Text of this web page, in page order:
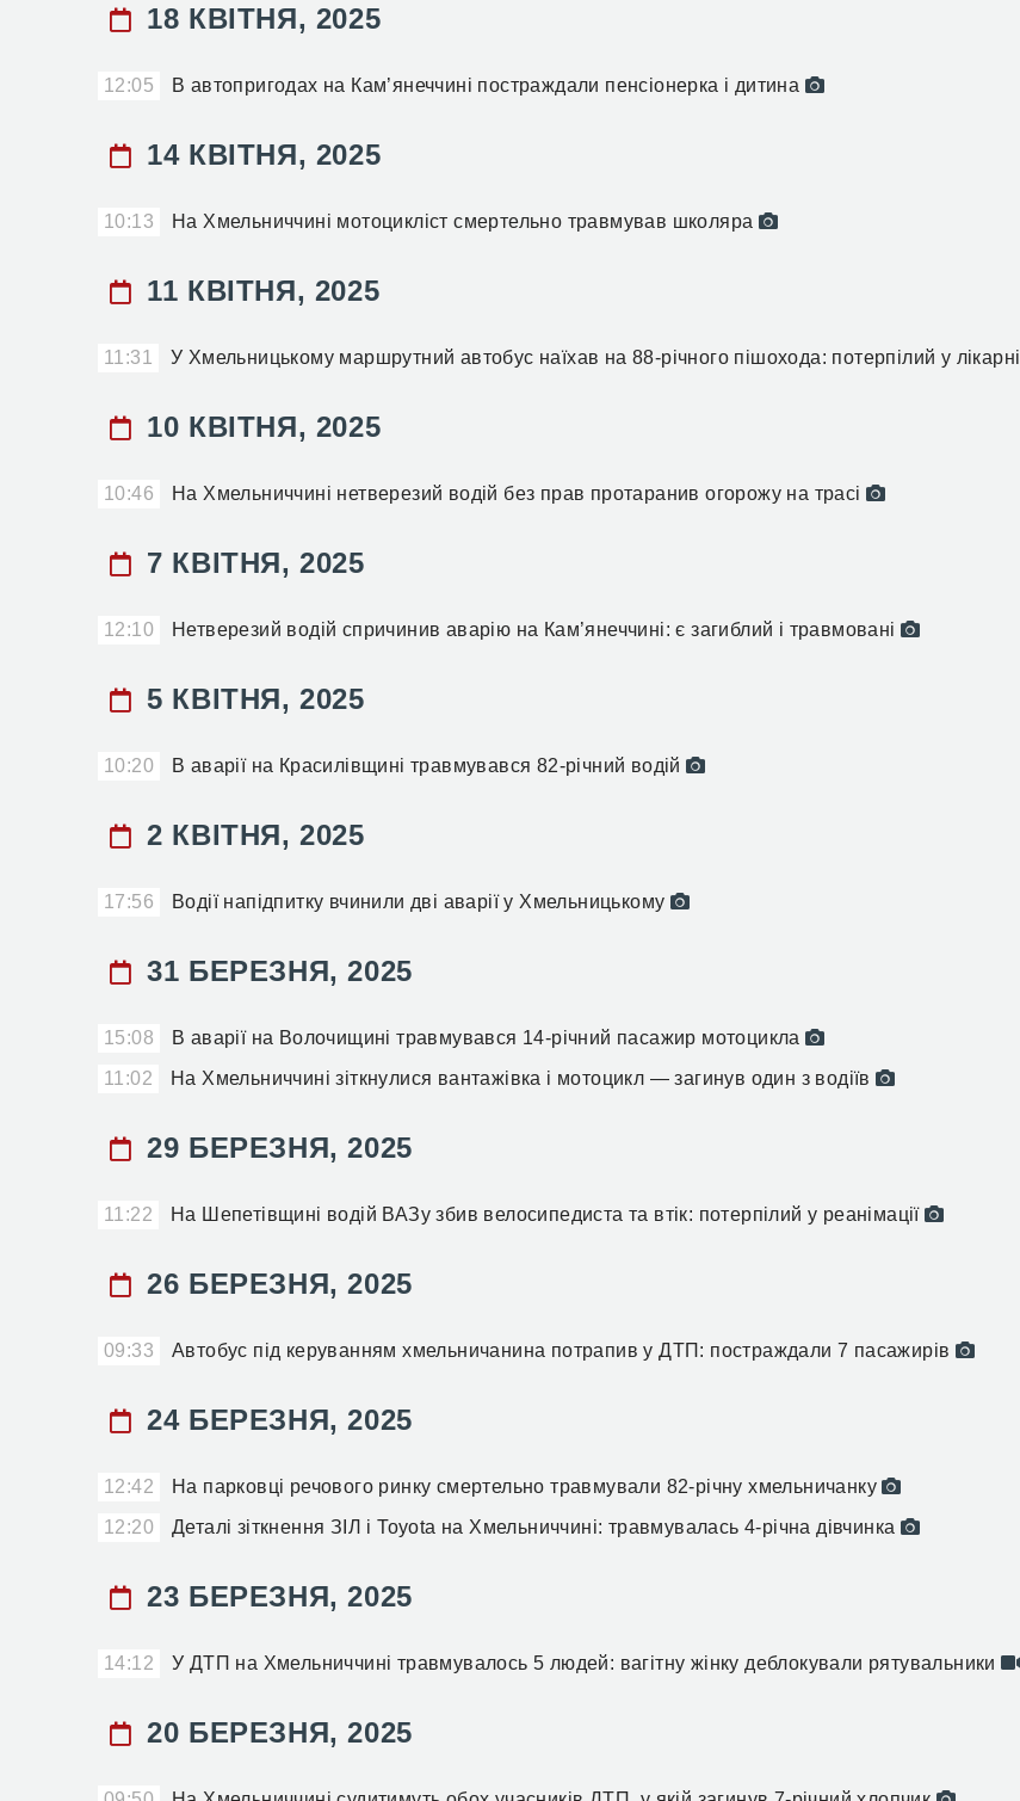
18 КВІТНЯ, 2025
12:05 В автопригодах на Кам’янеччині постраждали пенсіонерка і дитина
14 КВІТНЯ, 2025
10:13 На Хмельниччині мотоцикліст смертельно травмував школяра
11 КВІТНЯ, 2025
11:31 У Хмельницькому маршрутний автобус наїхав на 88-річного пішохода: потерпілий у лікарні
10 КВІТНЯ, 2025
10:46 На Хмельниччині нетверезий водій без прав протаранив огорожу на трасі
7 КВІТНЯ, 2025
12:10 Нетверезий водій спричинив аварію на Кам’янеччині: є загиблий і травмовані
5 КВІТНЯ, 2025
10:20 В аварії на Красилівщині травмувався 82-річний водій
2 КВІТНЯ, 2025
17:56 Водії напідпитку вчинили дві аварії у Хмельницькому
31 БЕРЕЗНЯ, 2025
15:08
В аварії на Волочищині травмувався 14-річний пасажир мотоцикла
11:02
На Хмельниччині зіткнулися вантажівка і мотоцикл — загинув один з водіїв
29 БЕРЕЗНЯ, 2025
11:22 На Шепетівщині водій ВАЗу збив велосипедиста та втік: потерпілий у реанімації
26 БЕРЕЗНЯ, 2025
09:33 Автобус під керуванням хмельничанина потрапив у ДТП: постраждали 7 пасажирів
24 БЕРЕЗНЯ, 2025
12:42
На парковці речового ринку смертельно травмували 82-річну хмельничанку
12:20
Деталі зіткнення ЗІЛ і Toyota на Хмельниччині: травмувалась 4-річна дівчинка
23 БЕРЕЗНЯ, 2025
14:12 У ДТП на Хмельниччині травмувалось 5 людей: вагітну жінку деблокували рятувальники
20 БЕРЕЗНЯ, 2025